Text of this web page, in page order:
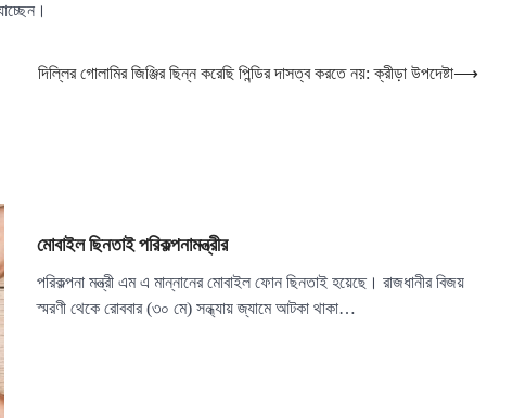
দিল্লির গোলামির জিঞ্জির ছিন্ন করেছি পিন্ডির দাসত্ব করতে নয়: ক্রীড়া উপদেষ্টা⟶
মোবাইল ছিনতাই পরিকল্পনামন্ত্রীর
পরিকল্পনা মন্ত্রী এম এ মান্নানের মোবাইল ফোন ছিনতাই হয়েছে। রাজধানীর বিজয়
স্মরণী থেকে রোববার (৩০ মে) সন্ধ্যায় জ্যামে আটকা থাকা…